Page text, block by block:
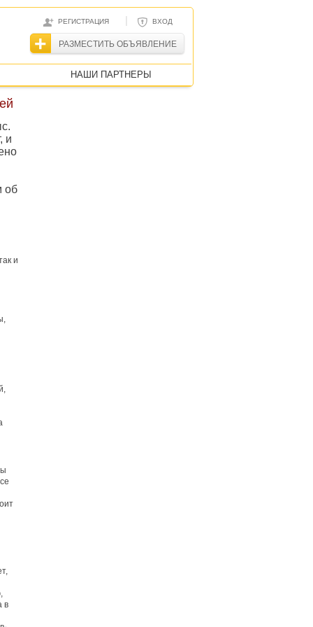
РЕГИСТРАЦИЯ | ВХОД
РАЗМЕСТИТЬ ОБЪЯВЛЕНИЕ
НАШИ ПАРТНЕРЫ
и
об
и
в